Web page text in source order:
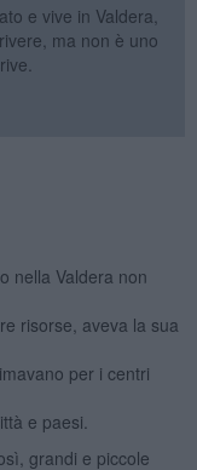
e vive in Valdera,
ma non è uno
nella Valdera non
risorse, aveva la sua
per i centri
e paesi.
grandi e piccole